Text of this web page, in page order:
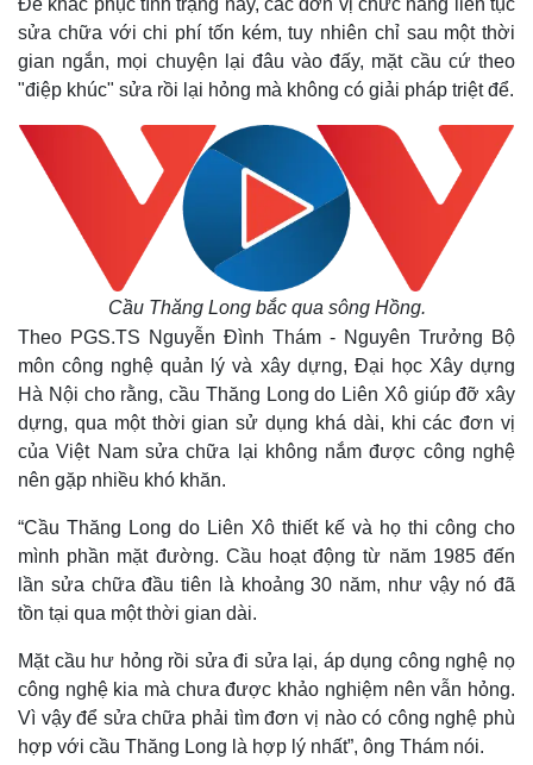
Quan sát
Cuộc sống đó đây
Hồ sơ
Video
Ảnh
E-Magazine
Để khắc phục tình trạng này, các đơn vị chức năng liên tục
sửa chữa với chi phí tốn kém, tuy nhiên chỉ sau một thời
gian ngắn, mọi chuyện lại đâu vào đấy, mặt cầu cứ theo
"điệp khúc" sửa rồi lại hỏng mà không có giải pháp triệt để.
Cầu Thăng Long bắc qua sông Hồng.
Theo PGS.TS Nguyễn Đình Thám - Nguyên Trưởng Bộ
môn công nghệ quản lý và xây dựng, Đại học Xây dựng
Hà Nội cho rằng, cầu Thăng Long do Liên Xô giúp đỡ xây
dựng, qua một thời gian sử dụng khá dài, khi các đơn vị
của Việt Nam sửa chữa lại không nắm được công nghệ
nên gặp nhiều khó khăn.
“Cầu Thăng Long do Liên Xô thiết kế và họ thi công cho
mình phần mặt đường. Cầu hoạt động từ năm 1985 đến
lần sửa chữa đầu tiên là khoảng 30 năm, như vậy nó đã
tồn tại qua một thời gian dài.
Mặt cầu hư hỏng rồi sửa đi sửa lại, áp dụng công nghệ nọ
công nghệ kia mà chưa được khảo nghiệm nên vẫn hỏng.
Vì vậy để sửa chữa phải tìm đơn vị nào có công nghệ phù
hợp với cầu Thăng Long là hợp lý nhất”, ông Thám nói.